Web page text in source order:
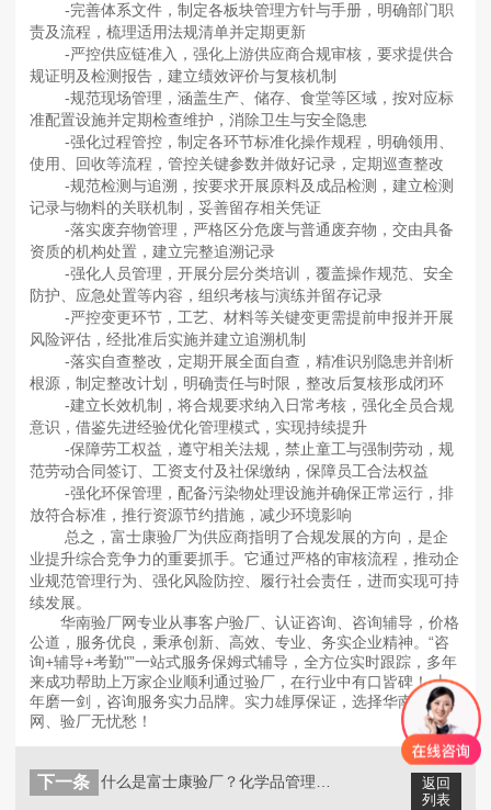
-完善体系文件，制定各板块管理方针与手册，明确部门职
责及流程，梳理适用法规清单并定期更新
-严控供应链准入，强化上游供应商合规审核，要求提供合
规证明及检测报告，建立绩效评价与复核机制
-规范现场管理，涵盖生产、储存、食堂等区域，按对应标
准配置设施并定期检查维护，消除卫生与安全隐患
-强化过程管控，制定各环节标准化操作规程，明确领用、
使用、回收等流程，管控关键参数并做好记录，定期巡查整改
-规范检测与追溯，按要求开展原料及成品检测，建立检测
记录与物料的关联机制，妥善留存相关凭证
-落实废弃物管理，严格区分危废与普通废弃物，交由具备
资质的机构处置，建立完整追溯记录
-强化人员管理，开展分层分类培训，覆盖操作规范、安全
防护、应急处置等内容，组织考核与演练并留存记录
-严控变更环节，工艺、材料等关键变更需提前申报并开展
风险评估，经批准后实施并建立追溯机制
-落实自查整改，定期开展全面自查，精准识别隐患并剖析
根源，制定整改计划，明确责任与时限，整改后复核形成闭环
-建立长效机制，将合规要求纳入日常考核，强化全员合规
意识，借鉴先进经验优化管理模式，实现持续提升
-保障劳工权益，遵守相关法规，禁止童工与强制劳动，规
范劳动合同签订、工资支付及社保缴纳，保障员工合法权益
-强化环保管理，配备污染物处理设施并确保正常运行，排
放符合标准，推行资源节约措施，减少环境影响
总之，富士康验厂为供应商指明了合规发展的方向，是企
业提升综合竞争力的重要抓手。它通过严格的审核流程，推动企
业规范管理行为、强化风险防控、履行社会责任，进而实现可持
续发展。
华南验厂网专业从事客户验厂、认证咨询、咨询辅导，价格
公道，服务优良，秉承创新、高效、专业、务实企业精神。“咨
询+辅导+考勤"”一站式服务保姆式辅导，全方位实时跟踪，多年
来成功帮助上万家企业顺利通过验厂，在行业中有口皆碑！ 十
年磨一剑，咨询服务实力品牌。实力雄厚保证，选择华南验厂
网、验厂无忧愁！
返回
列表
下一条